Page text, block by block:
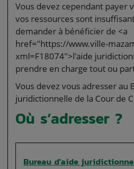
Vous devez cependant payer
vos ressources sont
demander à bénéficier de <a
href="https://www.ville-
xml=F18074">l'aide
prendre en charge tout ou
Vous devez vous adresser au
juridictionnelle de la Cour de
Où s’adresser ?
Bureau d'aide